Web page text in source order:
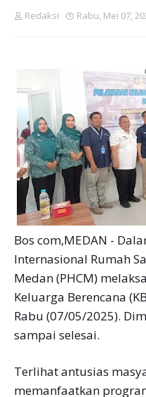
Redaksi Rabu, Mei 07,
Bos com,MEDAN -
Internasional Rumah
Medan (PHCM)
Keluarga Berencana
Rabu (07/05/2025).
sampai selesai.
Terlihat antusias
memanfaatkan